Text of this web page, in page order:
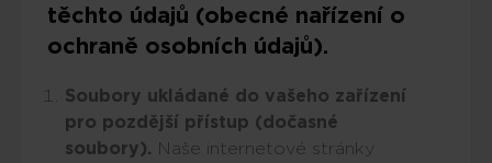
těchto údajů (obecné nařízení o
ochraně osobních údajů).
Soubory ukládané do vašeho zařízení
pro pozdější přístup (dočasné
soubory). Naše internetové stránky